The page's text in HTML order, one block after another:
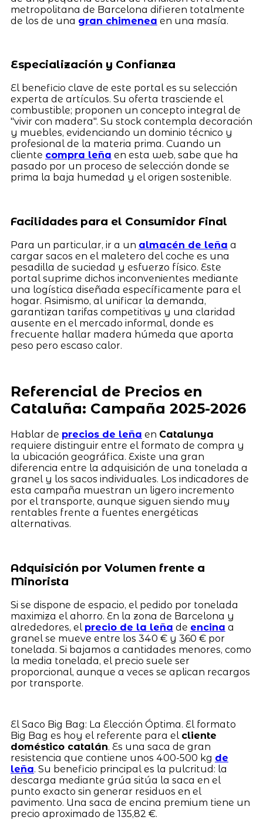
metropolitana de Barcelona difieren totalmente
de los de una gran chimenea en una masía.
Especialización y Confianza
El beneficio clave de este portal es su selección
experta de artículos. Su oferta trasciende el
combustible; proponen un concepto integral de
"vivir con madera". Su stock contempla decoración
y muebles, evidenciando un dominio técnico y
profesional de la materia prima. Cuando un
cliente compra leña en esta web, sabe que ha
pasado por un proceso de selección donde se
prima la baja humedad y el origen sostenible.
Facilidades para el Consumidor Final
Para un particular, ir a un almacén de leña a
cargar sacos en el maletero del coche es una
pesadilla de suciedad y esfuerzo físico. Este
portal suprime dichos inconvenientes mediante
una logística diseñada específicamente para el
hogar. Asimismo, al unificar la demanda,
garantizan tarifas competitivas y una claridad
ausente en el mercado informal, donde es
frecuente hallar madera húmeda que aporta
peso pero escaso calor.
Referencial de Precios en
Cataluña: Campaña 2025-2026
Hablar de precios de leña en Catalunya
requiere distinguir entre el formato de compra y
la ubicación geográfica. Existe una gran
diferencia entre la adquisición de una tonelada a
granel y los sacos individuales. Los indicadores de
esta campaña muestran un ligero incremento
por el transporte, aunque siguen siendo muy
rentables frente a fuentes energéticas
alternativas.
Adquisición por Volumen frente a
Minorista
Si se dispone de espacio, el pedido por tonelada
maximiza el ahorro. En la zona de Barcelona y
alrededores, el precio de la leña de encina a
granel se mueve entre los 340 € y 360 € por
tonelada. Si bajamos a cantidades menores, como
la media tonelada, el precio suele ser
proporcional, aunque a veces se aplican recargos
por transporte.
El Saco Big Bag: La Elección Óptima. El formato
Big Bag es hoy el referente para el cliente
doméstico catalán. Es una saca de gran
resistencia que contiene unos 400-500 kg de
leña. Su beneficio principal es la pulcritud: la
descarga mediante grúa sitúa la saca en el
punto exacto sin generar residuos en el
pavimento. Una saca de encina premium tiene un
precio aproximado de 135,82 €.